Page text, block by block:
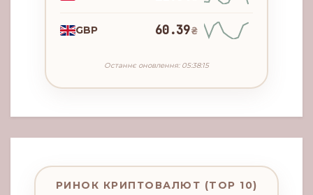
GBP 60.39₴
Останнє оновлення: 05:38:15
РИНОК КРИПТОВАЛЮТ (TOP 10)